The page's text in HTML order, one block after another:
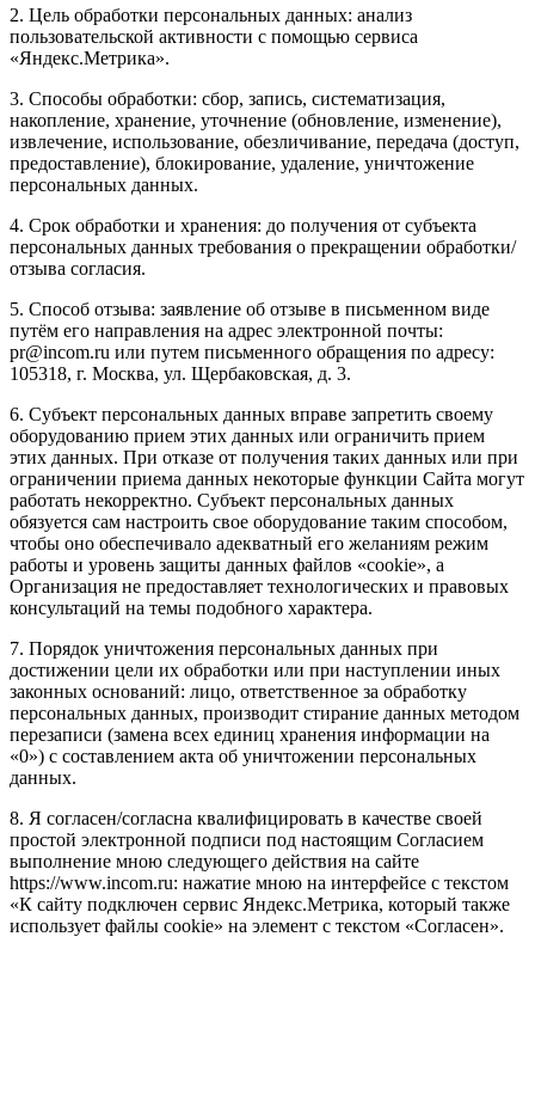
2. Цель обработки персональных данных: анализ
пользовательской активности с помощью сервиса
«Яндекс.Метрика».
3. Способы обработки: сбор, запись, систематизация,
накопление, хранение, уточнение (обновление, изменение),
извлечение, использование, обезличивание, передача (доступ,
предоставление), блокирование, удаление, уничтожение
персональных данных.
4. Срок обработки и хранения: до получения от субъекта
персональных данных требования о прекращении обработки/
отзыва согласия.
5. Способ отзыва: заявление об отзыве в письменном виде
путём его направления на адрес электронной почты:
pr@incom.ru или путем письменного обращения по адресу:
105318, г. Москва, ул. Щербаковская, д. 3.
6. Субъект персональных данных вправе запретить своему
оборудованию прием этих данных или ограничить прием
этих данных. При отказе от получения таких данных или при
ограничении приема данных некоторые функции Сайта могут
работать некорректно. Субъект персональных данных
обязуется сам настроить свое оборудование таким способом,
чтобы оно обеспечивало адекватный его желаниям режим
работы и уровень защиты данных файлов «cookie», а
Организация не предоставляет технологических и правовых
консультаций на темы подобного характера.
7. Порядок уничтожения персональных данных при
достижении цели их обработки или при наступлении иных
законных оснований: лицо, ответственное за обработку
персональных данных, производит стирание данных методом
перезаписи (замена всех единиц хранения информации на
«0») с составлением акта об уничтожении персональных
данных.
8. Я согласен/согласна квалифицировать в качестве своей
простой электронной подписи под настоящим Согласием
выполнение мною следующего действия на сайте
https://www.incom.ru: нажатие мною на интерфейсе с текстом
«К сайту подключен сервис Яндекс.Метрика, который также
использует файлы cookie» на элемент с текстом «Согласен».